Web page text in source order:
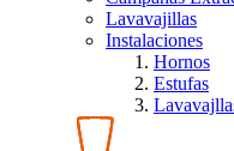
Lavavajillas
Instalaciones
Hornos
Estufas